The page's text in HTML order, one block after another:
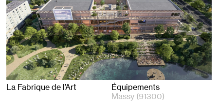
La Fabrique de l’Art
Équipements
Massy (91300)